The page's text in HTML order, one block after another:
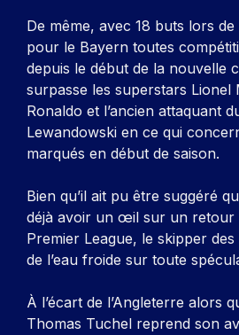
De même, avec 18 buts lors
pour le Bayern toutes
depuis le début de la nouvelle
surpasse les superstars Lionel
Ronaldo et l’ancien attaquant
Lewandowski en ce qui
marqués en début de saison.
Bien qu’il ait pu être suggéré
déjà avoir un œil sur un retour
Premier League, le skipper
de l’eau froide sur toute
À l’écart de l’Angleterre alors
Thomas Tuchel reprend son